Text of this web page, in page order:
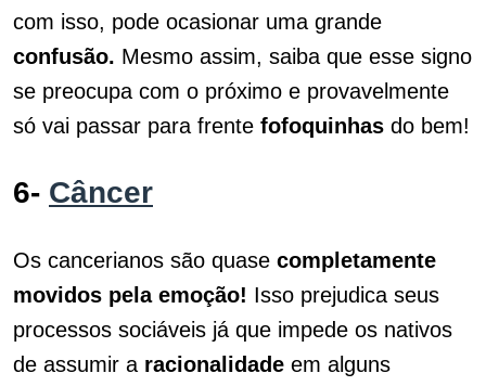
com isso, pode ocasionar uma grande
confusão. Mesmo assim, saiba que esse signo
se preocupa com o próximo e provavelmente
só vai passar para frente fofoquinhas do bem!
6- Câncer
Os cancerianos são quase completamente
movidos pela emoção! Isso prejudica seus
processos sociáveis já que impede os nativos
de assumir a racionalidade em alguns